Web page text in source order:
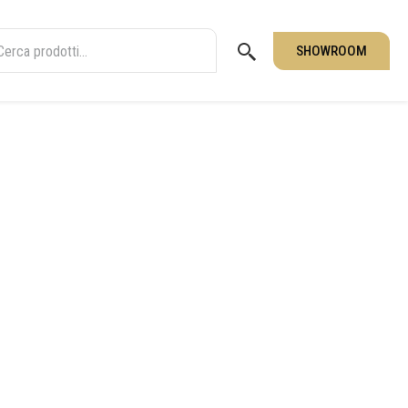
SHOWROOM